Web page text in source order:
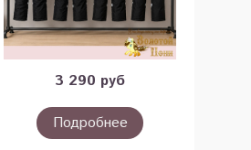
3 290 руб
Подробнее